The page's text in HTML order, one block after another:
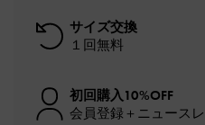
サイズ交換
１回無料
初回購入10%OFF
会員登録＋ニュース